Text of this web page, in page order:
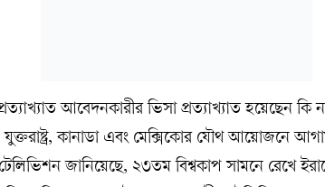
আবেদনকারীর ভিসা প্রত্যাখ্যাত হয়েছেন কি
যুক্তরাষ্ট্র, কানাডা এবং মেক্সিকোর যৌথ আয়োজনে
টেলিভিশন জানিয়েছে, ২৩তম বিশ্বকাপ সামনে রেখে